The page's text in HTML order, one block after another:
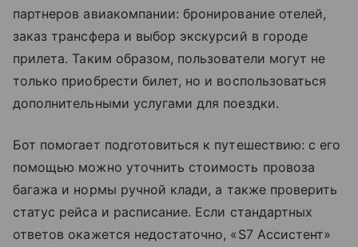
партнеров авиакомпании: бронирование отелей,
заказ трансфера и выбор экскурсий в городе
прилета. Таким образом, пользователи могут не
только приобрести билет, но и воспользоваться
дополнительными услугами для поездки.
Бот помогает подготовиться к путешествию: с его
помощью можно уточнить стоимость провоза
багажа и нормы ручной клади, а также проверить
статус рейса и расписание. Если стандартных
ответов окажется недостаточно, «S7 Ассистент»